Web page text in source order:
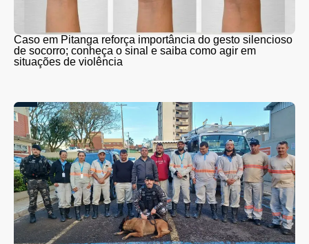
Caso em Pitanga reforça importância do gesto silencioso
de socorro; conheça o sinal e saiba como agir em
situações de violência